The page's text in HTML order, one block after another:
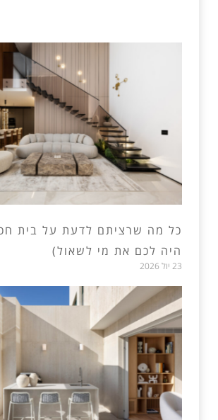
כל מה שרציתם לדעת על בית
היה לכם את מי לשאול)
23 יול 2026